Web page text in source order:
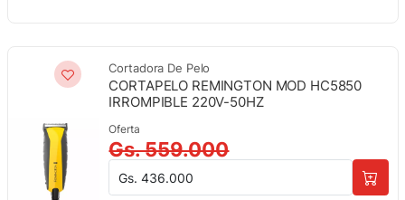
Cortadora De Pelo
CORTAPELO REMINGTON MOD HC5850
IRROMPIBLE 220V-50HZ
Oferta
Gs. 559.000
Gs. 436.000